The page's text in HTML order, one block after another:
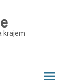
krajem